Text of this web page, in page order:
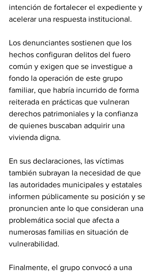
intención de fortalecer el expediente y
acelerar una respuesta institucional.
Los denunciantes sostienen que los
hechos configuran delitos del fuero
común y exigen que se investigue a
fondo la operación de este grupo
familiar, que habría incurrido de forma
reiterada en prácticas que vulneran
derechos patrimoniales y la confianza
de quienes buscaban adquirir una
vivienda digna.
En sus declaraciones, las víctimas
también subrayan la necesidad de que
las autoridades municipales y estatales
informen públicamente su posición y se
pronuncien ante lo que consideran una
problemática social que afecta a
numerosas familias en situación de
vulnerabilidad.
Finalmente, el grupo convocó a una